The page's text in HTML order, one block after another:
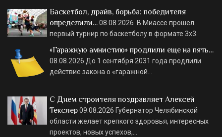
Баскетбол, драйв, борьба: победителя
определили…08.08.2026 В Миассе прошел
первый турнир по баскетболу в формате 3х3.
«Гаражную амнистию» продлили еще на пять…
08.08.2026 До 1 сентября 2031 года продлили
действие закона о «гаражной…
С Днем строителя поздравляет Алексей
Текслер09.08.2026 Губернатор Челябинской
области желает крепкого здоровья, интересных
проектов, новых успехов,…